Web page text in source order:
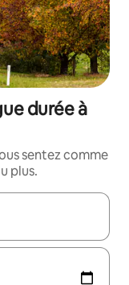
durée à
sentez comme
plus.
les flèches vers le